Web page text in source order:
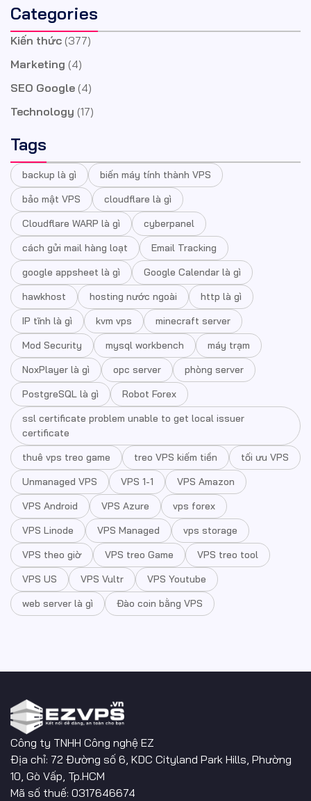
Categories
Kiến thức (377)
Marketing (4)
SEO Google (4)
Technology (17)
Tags
backup là gì
biến máy tính thành VPS
bảo mật VPS
cloudflare là gì
Cloudflare WARP là gì
cyberpanel
cách gửi mail hàng loạt
Email Tracking
google appsheet là gì
Google Calendar là gì
hawkhost
hosting nước ngoài
http là gì
IP tĩnh là gì
kvm vps
minecraft server
Mod Security
mysql workbench
máy trạm
NoxPlayer là gì
opc server
phòng server
PostgreSQL là gì
Robot Forex
ssl certificate problem unable to get local issuer
certificate
thuê vps treo game
treo VPS kiếm tiền
tối ưu VPS
Unmanaged VPS
VPS 1-1
VPS Amazon
VPS Android
VPS Azure
vps forex
VPS Linode
VPS Managed
vps storage
VPS theo giờ
VPS treo Game
VPS treo tool
VPS US
VPS Vultr
VPS Youtube
web server là gì
Đào coin bằng VPS
Công ty TNHH Công nghệ EZ
Địa chỉ: 72 Đường số 6, KDC Cityland Park Hills, Phường
10, Gò Vấp, Tp.HCM
Mã số thuế: 0317646674